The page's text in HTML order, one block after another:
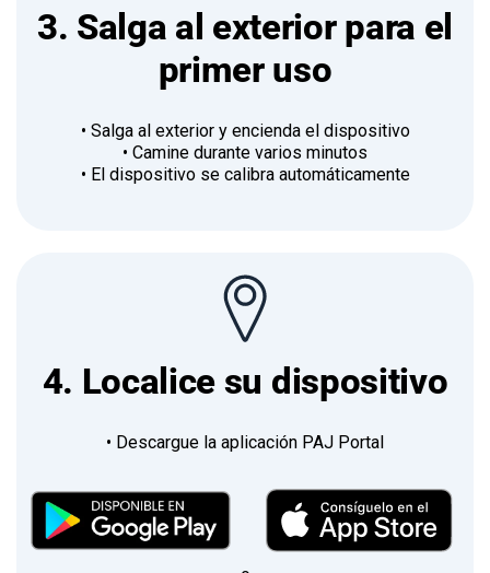
3. Salga al exterior para el
primer uso
• Salga al exterior y encienda el dispositivo
• Camine durante varios minutos
• El dispositivo se calibra automáticamente
4. Localice su dispositivo
• Descargue la aplicación PAJ Portal